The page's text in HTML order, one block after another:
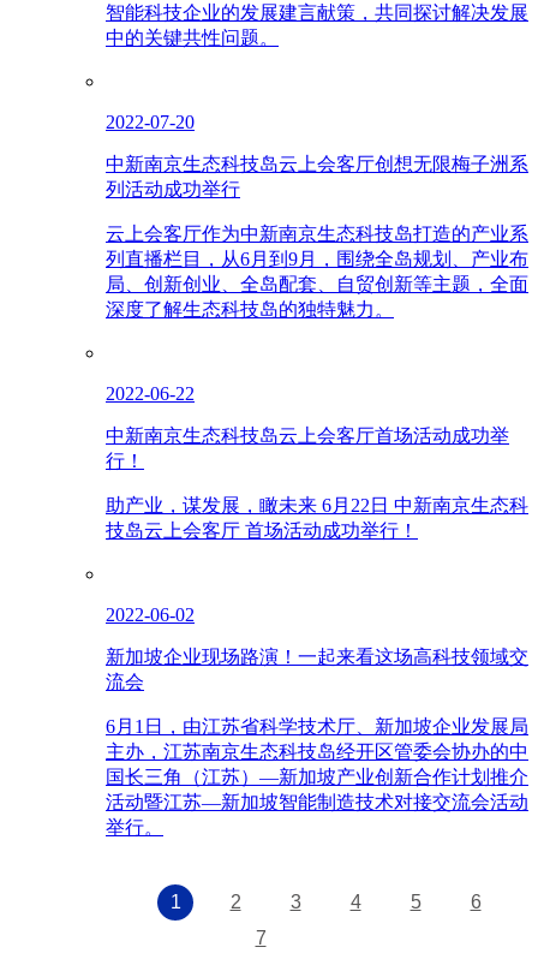
智能科技企业的发展建言献策，共同探讨解决发展
中的关键共性问题。
2022-07-20
中新南京生态科技岛云上会客厅创想无限梅子洲系
列活动成功举行
云上会客厅作为中新南京生态科技岛打造的产业系
列直播栏目，从6月到9月，围绕全岛规划、产业布
局、创新创业、全岛配套、自贸创新等主题，全面
深度了解生态科技岛的独特魅力。
2022-06-22
中新南京生态科技岛云上会客厅首场活动成功举
行！
助产业，谋发展，瞰未来 6月22日 中新南京生态科
技岛云上会客厅 首场活动成功举行！
2022-06-02
新加坡企业现场路演！一起来看这场高科技领域交
流会
6月1日，由江苏省科学技术厅、新加坡企业发展局
主办，江苏南京生态科技岛经开区管委会协办的中
国长三角（江苏）—新加坡产业创新合作计划推介
活动暨江苏—新加坡智能制造技术对接交流会活动
举行。
1 2 3 4 5
6
7